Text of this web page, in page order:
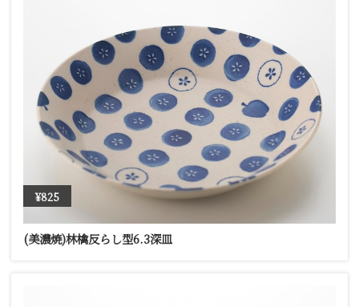
¥825
(美濃焼)林檎反らし型6.3深皿